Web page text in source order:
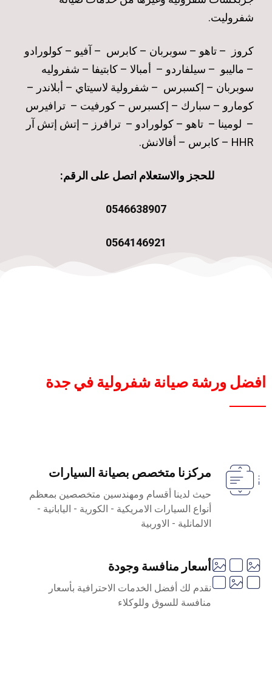
شفروليت.
كروز – تاهو – سوبربان – كابرس – آفيو – كولورادو
– ماليبو – سيلفاردو – أمبالا – كابتيفا – شفروليه
سوبربان – إكسبرس – شفرولية لاسيتاي – أبلاندر –
كومارو – سبارك – إكسبرس – كورفيت – ترافيرس
– لومينا – تاهو – كولورادو – ترافرز – إتش إتش آر
HHR – كابرس – أفالانش.
للحجز والاستعلام اتصل على الرقم:
0546638907
0564146921
افضل ورشة صيانة شفرولية في جدة
مركزنا متخصص بصيانة السيارات
حيث لدينا أقسام ومهندسين متخصصين بمعظم
أنواع السيارات الامريكية - الكورية - اليابانية -
الالمانلية - الاوربية
أسعار منافسة وجودة
نقدم لك أفضل الخدمات الاحترافية بأسعار
منافسة للسوق وللوكلاء